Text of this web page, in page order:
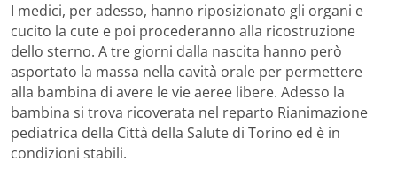
I medici, per adesso, hanno riposizionato gli organi e
cucito la cute e poi procederanno alla ricostruzione
dello sterno. A tre giorni dalla nascita hanno però
asportato la massa nella cavità orale per permettere
alla bambina di avere le vie aeree libere. Adesso la
bambina si trova ricoverata nel reparto Rianimazione
pediatrica della Città della Salute di Torino ed è in
condizioni stabili.